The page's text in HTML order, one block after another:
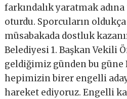
farkındalık yaratmak
oturdu. Sporcuların oldukça
müsabakada dostluk
Belediyesi 1. Başkan Vekili
geldiğimiz günden bu güne
hepimizin birer engelli
hareket ediyoruz. Engelli